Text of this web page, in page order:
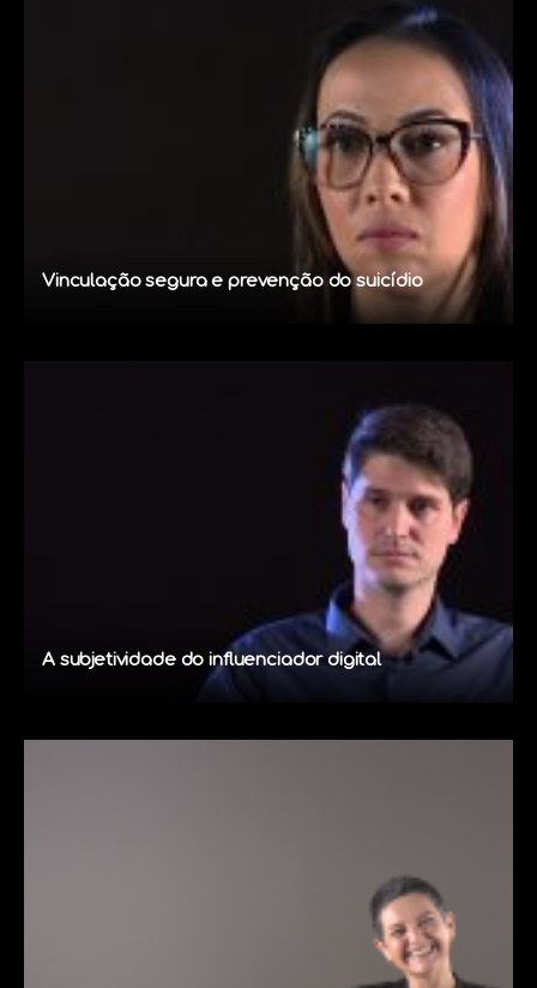
Vinculação segura e prevenção do suicídio
A subjetividade do influenciador digital